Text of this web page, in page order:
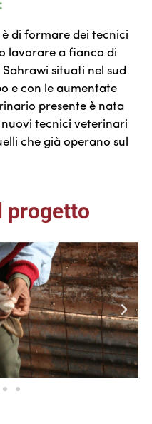
è di formare dei tecnici
lavorare a fianco di
situati nel sud
e con le aumentate
presente è nata
nuovi tecnici veterinari
che già operano sul
progetto